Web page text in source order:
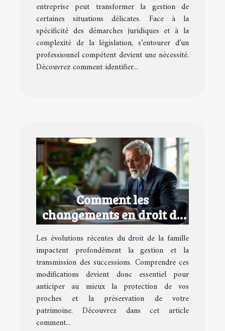
entreprise peut transformer la gestion de
certaines situations délicates. Face à la
spécificité des démarches juridiques et à la
complexité de la législation, s’entourer d’un
professionnel compétent devient une nécessité.
Découvrez comment identifier...
Comment les
changements en droit de
la famille affectent vos
successions ?
Les évolutions récentes du droit de la famille
impactent profondément la gestion et la
transmission des successions. Comprendre ces
modifications devient donc essentiel pour
anticiper au mieux la protection de vos
proches et la préservation de votre
patrimoine. Découvrez dans cet article
comment...